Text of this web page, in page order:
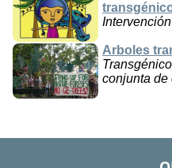
Arboles
conjunta de